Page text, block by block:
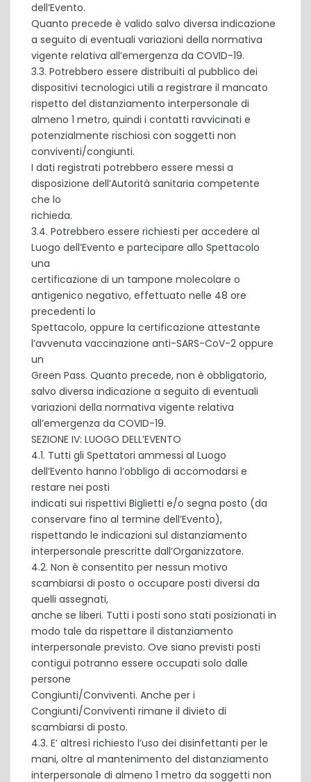
dell’Evento.
Quanto precede è valido salvo diversa indicazione
a seguito di eventuali variazioni della normativa
vigente relativa all’emergenza da COVID-19.
3.3. Potrebbero essere distribuiti al pubblico dei
dispositivi tecnologici utili a registrare il mancato
rispetto del distanziamento interpersonale di
almeno 1 metro, quindi i contatti ravvicinati e
potenzialmente rischiosi con soggetti non
conviventi/congiunti.
I dati registrati potrebbero essere messi a
disposizione dell’Autorità sanitaria competente
che lo
richieda.
3.4. Potrebbero essere richiesti per accedere al
Luogo dell’Evento e partecipare allo Spettacolo
una
certificazione di un tampone molecolare o
antigenico negativo, effettuato nelle 48 ore
precedenti lo
Spettacolo, oppure la certificazione attestante
l’avvenuta vaccinazione anti-SARS-CoV-2 oppure
un
Green Pass. Quanto precede, non è obbligatorio,
salvo diversa indicazione a seguito di eventuali
variazioni della normativa vigente relativa
all’emergenza da COVID-19.
SEZIONE IV: LUOGO DELL’EVENTO
4.1. Tutti gli Spettatori ammessi al Luogo
dell’Evento hanno l’obbligo di accomodarsi e
restare nei posti
indicati sui rispettivi Biglietti e/o segna posto (da
conservare fino al termine dell’Evento),
rispettando le indicazioni sul distanziamento
interpersonale prescritte dall’Organizzatore.
4.2. Non è consentito per nessun motivo
scambiarsi di posto o occupare posti diversi da
quelli assegnati,
anche se liberi. Tutti i posti sono stati posizionati in
modo tale da rispettare il distanziamento
interpersonale previsto. Ove siano previsti posti
contigui potranno essere occupati solo dalle
persone
Congiunti/Conviventi. Anche per i
Congiunti/Conviventi rimane il divieto di
scambiarsi di posto.
4.3. E’ altresì richiesto l’uso dei disinfettanti per le
mani, oltre al mantenimento del distanziamento
interpersonale di almeno 1 metro da soggetti non